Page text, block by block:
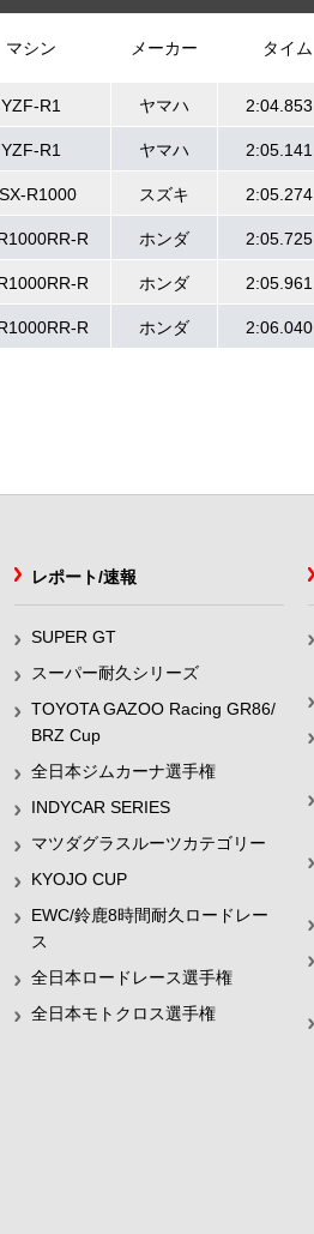
マシン メーカー タイム
YZF-R1 ヤマハ 2:04.853
YZF-R1 ヤマハ 2:05.141
R1000 スズキ 2:05.274
R ホンダ 2:05.725
R ホンダ 2:05.961
R ホンダ 2:06.040
レポート/速報
SUPER GT
スーパー耐久シリーズ
TOYOTA GAZOO Racing GR86/
BRZ Cup
全日本ジムカーナ選手権
INDYCAR SERIES
マツダグラスルーツカテゴリー
KYOJO CUP
EWC/鈴鹿8時間耐久ロードレー
ス
全日本ロードレース選手権
全日本モトクロス選手権